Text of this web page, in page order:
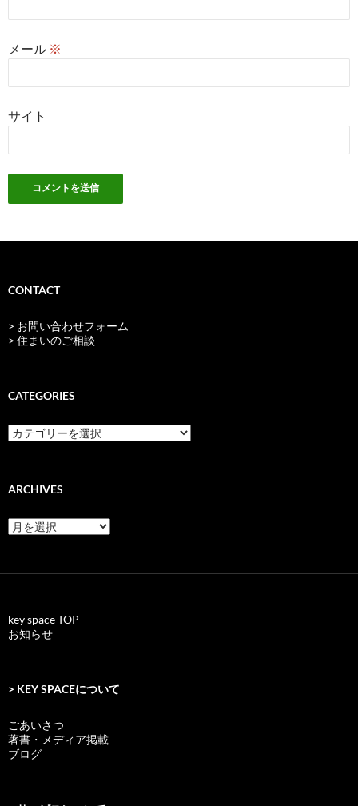
メール ※
サイト
CONTACT
> お問い合わせフォーム
> 住まいのご相談
CATEGORIES
categories
ARCHIVES
archives
key space TOP
お知らせ
> KEY SPACEについて
ごあいさつ
著書・メディア掲載
ブログ